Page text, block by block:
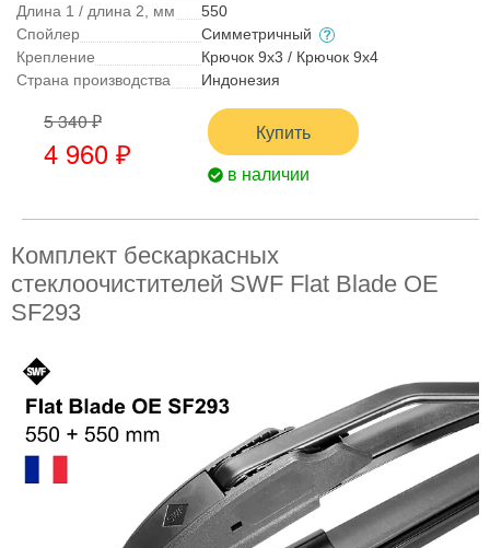
Длина 1 / длина 2, мм
550
Спойлер
Симметричный
Крепление
Крючок 9x3 / Крючок 9x4
Страна производства
Индонезия
5 340 ₽
4 960 ₽
Купить
в наличии
Комплект бескаркасных
стеклоочистителей SWF Flat Blade OE
SF293